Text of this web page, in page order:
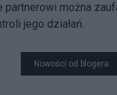
partnerowi można
jego działań.
Nowości od blogera